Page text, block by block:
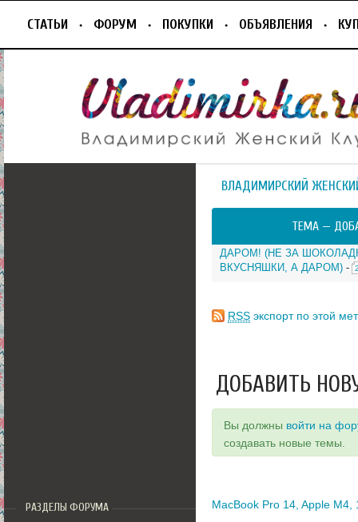
СТАТЬИ ФОРУМ ПОКУПКИ ОБЪЯВЛЕНИЯ
РАЗДЕЛЫ ФОРУМА
ВЛАДИМИРСКИЙ
ТЕМА —
ДАРОМ! (НЕ ЗА
ВКУСНЯШКИ, А ДАРОМ) -
RSS экспорт по этой
ДОБАВИТЬ
Вы должны войти на
создавать новые темы.
MacBook Pro 14, Apple M4,